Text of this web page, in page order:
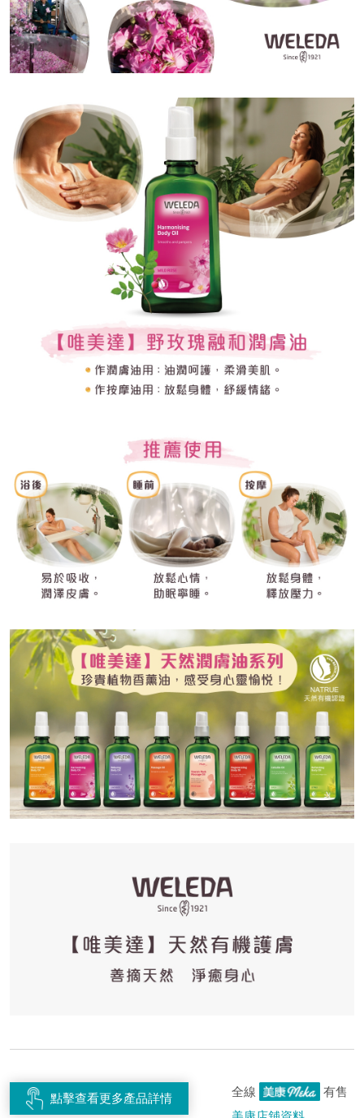
點擊查看更多產品詳情 全線
有售